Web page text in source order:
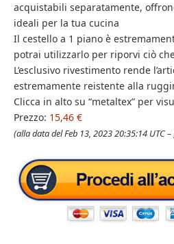
acquistabili separatamente,
ideali per la tua cucina
Il cestello a 1 piano è
potrai utilizzarlo per riporvi ciò
L’esclusivo rivestimento rende
estremamente reistente alla
Clicca in alto su “metaltex” per
Prezzo: 15,46 €
(alla data del Feb 13, 2023 20:35:14 UTC –